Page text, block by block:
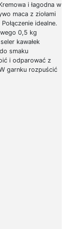
i łagodna w
maca z ziołami
idealne.
0,5 kg
kawałek
smaku
i odparować z
garnku rozpuścić